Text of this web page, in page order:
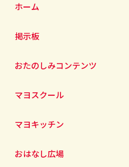
ホーム
掲示板
おたのしみコンテンツ
マヨスクール
マヨキッチン
おはなし広場